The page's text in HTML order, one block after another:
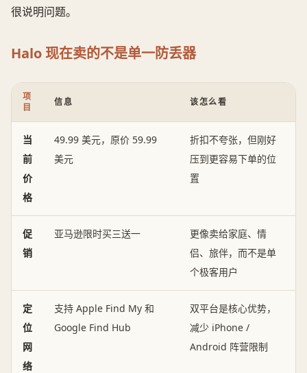
很说明问题。
Halo 现在卖的不是单一防丢器
项
目
信息 该怎么看
当
前
价
格
49.99 美元，原价 59.99
美元
折扣不夸张，但刚好
压到更容易下单的位
置
促
销
亚马逊限时买三送一
更像卖给家庭、情
侣、旅伴，而不是单
个极客用户
定
位
网
络
支持 Apple Find My 和
Google Find Hub
双平台是核心优势，
减少 iPhone /
Android 阵营限制